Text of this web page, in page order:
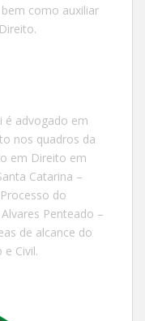
como auxiliar
é advogado em
nos quadros da
em Direito em
Catarina –
do
Penteado –
de alcance do
Civil.